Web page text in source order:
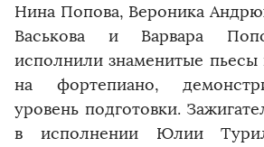
Нина Попова, Вероника
Васькова и Варвара
исполнили знаменитые пьесы
на фортепиано,
уровень подготовки.
в исполнении Юлии